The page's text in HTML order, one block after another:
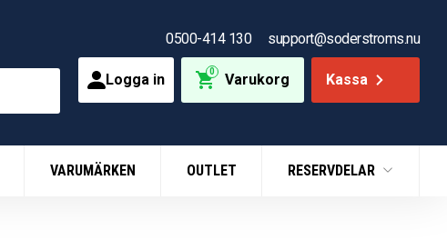
0500-414 130 support@soderstroms.nu
Logga in 0 Varukorg Kassa
VARUMÄRKEN OUTLET RESERVDELAR